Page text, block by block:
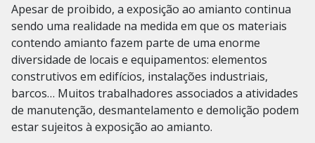
Apesar de proibido, a exposição ao amianto continua
sendo uma realidade na medida em que os materiais
contendo amianto fazem parte de uma enorme
diversidade de locais e equipamentos: elementos
construtivos em edifícios, instalações industriais,
barcos… Muitos trabalhadores associados a atividades
de manutenção, desmantelamento e demolição podem
estar sujeitos à exposição ao amianto.